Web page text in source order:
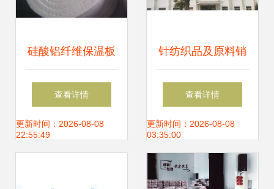
硅酸铝纤维保温板
在针纺织品及原料
销售中的应用与发
查看详情
更新时间：2026-08-08
22:55:49
针纺织品及原料销
售 连接产业链上下
游的关键环节
查看详情
更新时间：2026-08-08
03:35:00